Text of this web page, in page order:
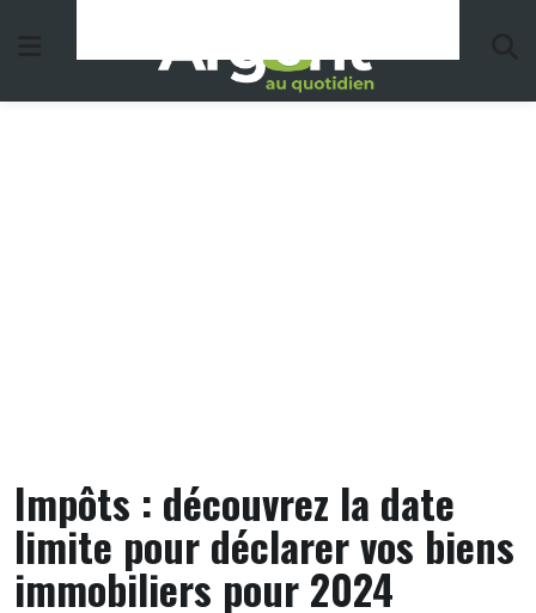
Impôts : découvrez la date
limite pour déclarer vos biens
immobiliers pour 2024